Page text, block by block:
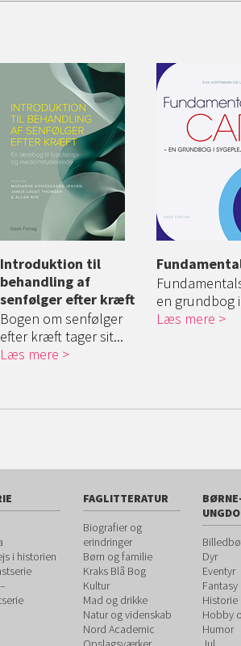
Introduktion til
behandling af
senfølger efter kræft
Bogen om senfølger
efter kræft tager sit...
Læs mere
en grundbog
Læs mere
i historien
FAGLITTERATUR
Biografier og
erindringer
Børn og familie
Kraks Blå Bog
Kultur
Mad og drikke
Natur og videnskab
Nord Academic
Dyr
Eventyr
Fantasy
Historie
Hobby
Humor